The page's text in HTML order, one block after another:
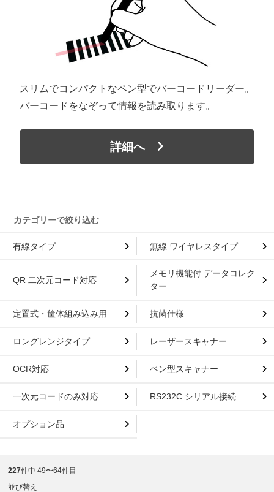
スリムでコンパクトなペン型でバーコードリーダー。
バーコードをなぞって情報を読み取ります。
詳細へ
有線タイプ 無線 ワイヤレスタイプ
QR 二次元コード対応
メモリ機能付 データコレク
ター
定置式・筐体組み込み用 抗菌仕様
ロングレンジタイプ レーザースキャナー
OCR対応 ペン型スキャナー
一次元コードのみ対応 RS232C シリアル接続
オプション品
227件中 49〜64件目
並び替え